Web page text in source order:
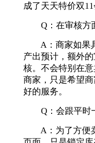
成了天天特价双11
Q：在审核方
A：商家如果具
产出预计，额外
核。不会特别在
商家，只是希望
好的服务。
Q：会跟平时
A：为了方便卖